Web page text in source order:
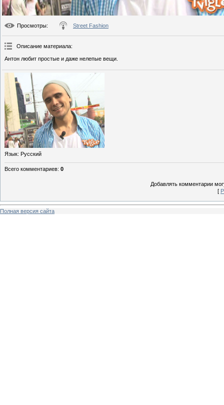
Просмотры: Street Fashion
Описание материала:
Антон любит простые и даже нелепые вещи.
Язык: Русский
Всего комментариев: 0
Добавлять комментарии
[
Полная версия сайта